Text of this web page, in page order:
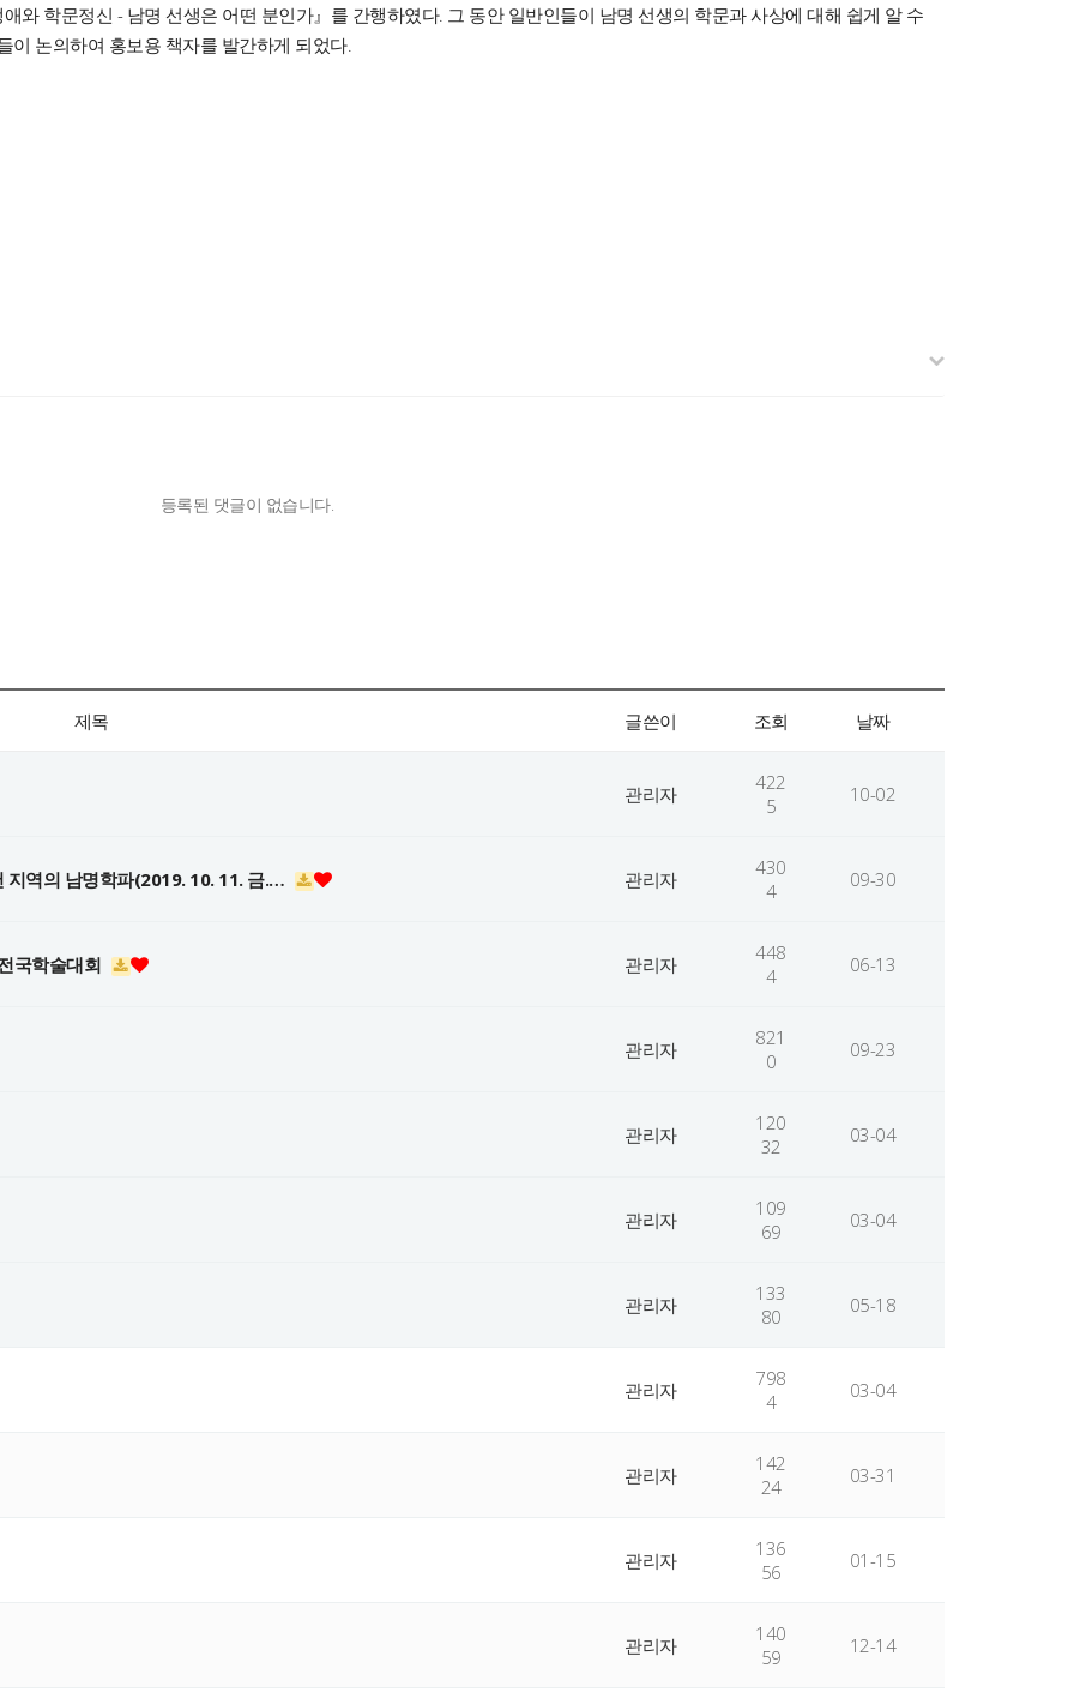
학문정신 - 남명 선생은 어떤 분인가』를 간행하였다. 그 동안 일반인들이 남명 선생의 학문과 사상에 대해 쉽게 알 수
이 논의하여 홍보용 책자를 발간하게 되었다.
등록된 댓글이 없습니다.
제목 글쓴이 조회 날짜
관리자
422
5
10-02
지역의 남명학파(2019. 10. 11. 금.… 관리자
430
4
09-30
국학술대회 관리자
448
4
06-13
관리자
821
0
09-23
관리자
120
32
03-04
관리자
109
69
03-04
관리자
133
80
05-18
관리자
798
4
03-04
관리자
142
24
03-31
관리자
136
56
01-15
관리자
140
59
12-14